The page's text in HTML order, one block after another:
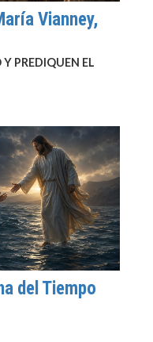
Vianney,
PREDIQUEN EL
del Tiempo